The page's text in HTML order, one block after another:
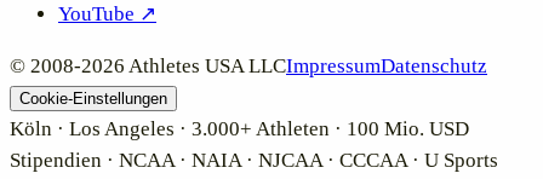
YouTube ↗
© 2008-2026 Athletes USA LLCImpressumDatenschutz
Cookie-Einstellungen
Köln · Los Angeles · 3.000+ Athleten · 100 Mio. USD
Stipendien · NCAA · NAIA · NJCAA · CCCAA · U Sports
SEHR GUT